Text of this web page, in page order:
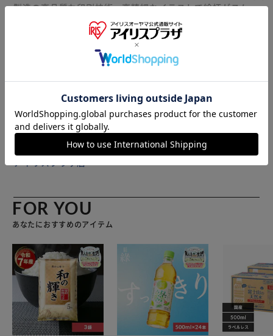
製造の高品質な印刷技術。高精細なイラストで絵柄がスムー
ズに切り替わります。 「まじかる百貨店」は レンチキュラ
ー印刷を使用した動く絵柄が楽しいレンチキュラー雑貨ブラ
ンドです。 【商品配送について】 配送番号なしの配送にな
もっと見る
じめご了承ください。
販売元(特定商取引法に基づく表記)：BACKYARD FAMILY
アイリスプラザ店
FOR YOU
あなたにおすすめのアイテム